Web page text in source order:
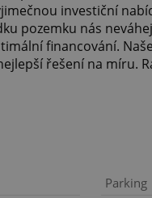
investiční
pozemku nás
financování.
řešení na míru.
Parking